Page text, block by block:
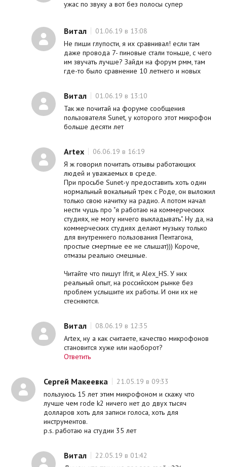
ужас по звуку а вот без полосы супер
Витал
01.06.19 в 13:08
Не пиши глупости, я их сравнивал! если там
даже провода 7- пиновые стали тоньше, с чего
им звучать лучше? Зайди на форум рмм, там
где-то было сравнение 10 летнего и новых
Витал
01.06.19 в 13:10
Так же почитай на форуме сообщения
пользователя Sunet, у которого этот микрофон
больше десяти лет
Artex
06.06.19 в 16:19
Я ж говорил почитать отзывы работающих
людей и уважаемых в среде.
При просьбе Sunet-у предоставить хоть один
нормальный вокальный трек с Роде, он выложил
только свою начитку на радио. А потом начал
нести чушь про "я работаю на коммерческих
студиях, не могу ничего выкладывать". Ну да, на
коммерческих студиях делают музыку только
для внутреннего пользования Пентагона,
простые смертные ее не слышат))) Короче,
отмазы реально смешные.
Читайте что пишут Ifrit, и Alex_HS. У них
реальный опыт, на российском рынке без
проблем услышите их работы. И они их не
стесняются.
Витал
08.06.19 в 12:35
Artex, ну а как считаете, качество микрофонов
становится хуже или наоборот?
Ответить
Сергей Макеевка
21.05.19 в 09:33
пользуюсь 15 лет этим микрофоном и скажу что
лучше чем rode k2 ничего нет до двух тысяч
долларов хоть для записи голоса, хоть для
инструментов.
p.s. работаю на студии 35 лет
Витал
22.05.19 в 01:42